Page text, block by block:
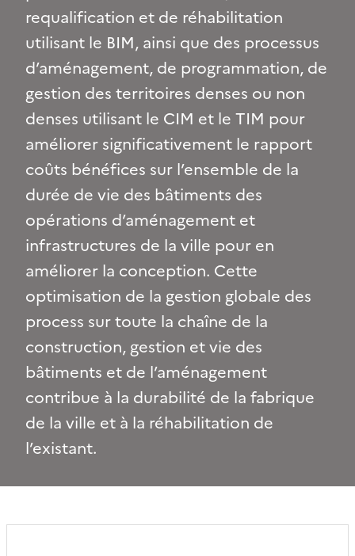
requalification et de réhabilitation
utilisant le BIM, ainsi que des processus
d’aménagement, de programmation, de
gestion des territoires denses ou non
denses utilisant le CIM et le TIM pour
améliorer significativement le rapport
coûts bénéfices sur l’ensemble de la
durée de vie des bâtiments des
opérations d’aménagement et
infrastructures de la ville pour en
améliorer la conception. Cette
optimisation de la gestion globale des
process sur toute la chaîne de la
construction, gestion et vie des
bâtiments et de l’aménagement
contribue à la durabilité de la fabrique
de la ville et à la réhabilitation de
l’existant.